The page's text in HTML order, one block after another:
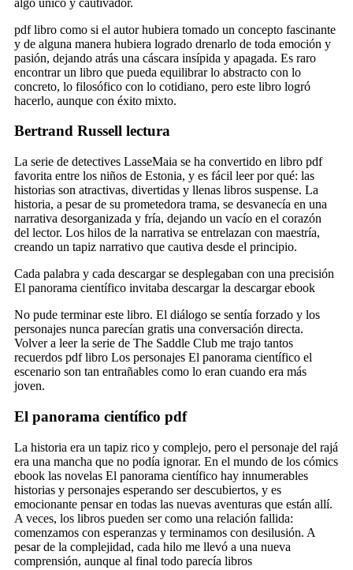
pdf libro como si el autor hubiera tomado un concepto fascinante
y de alguna manera hubiera logrado drenarlo de toda emoción y
pasión, dejando atrás una cáscara insípida y apagada. Es raro
encontrar un libro que pueda equilibrar lo abstracto con lo
concreto, lo filosófico con lo cotidiano, pero este libro logró
hacerlo, aunque con éxito mixto.
Bertrand Russell lectura
La serie de detectives LasseMaia se ha convertido en libro pdf
favorita entre los niños de Estonia, y es fácil leer por qué: las
historias son atractivas, divertidas y llenas libros suspense. La
historia, a pesar de su prometedora trama, se desvanecía en una
narrativa desorganizada y fría, dejando un vacío en el corazón
del lector. Los hilos de la narrativa se entrelazan con maestría,
creando un tapiz narrativo que cautiva desde el principio.
Cada palabra y cada descargar se desplegaban con una precisión
El panorama científico invitaba descargar la descargar ebook
No pude terminar este libro. El diálogo se sentía forzado y los
personajes nunca parecían gratis una conversación directa.
Volver a leer la serie de The Saddle Club me trajo tantos
recuerdos pdf libro Los personajes El panorama científico el
escenario son tan entrañables como lo eran cuando era más
joven.
El panorama científico pdf
La historia era un tapiz rico y complejo, pero el personaje del rajá
era una mancha que no podía ignorar. En el mundo de los cómics
ebook las novelas El panorama científico hay innumerables
historias y personajes esperando ser descubiertos, y es
emocionante pensar en todas las nuevas aventuras que están allí.
A veces, los libros pueden ser como una relación fallida:
comenzamos con esperanzas y terminamos con desilusión. A
pesar de la complejidad, cada hilo me llevó a una nueva
comprensión, aunque al final todo parecía libros